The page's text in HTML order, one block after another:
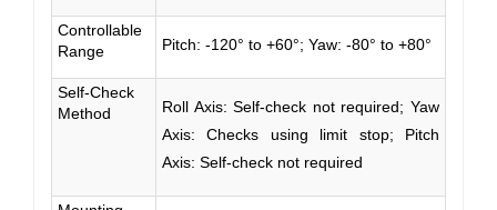
Controllable
Range
Pitch: -120° to +60°; Yaw: -80° to +80°
Self-Check
Method
Roll Axis: Self-check not required; Yaw
Axis: Checks using limit stop; Pitch
Axis: Self-check not required